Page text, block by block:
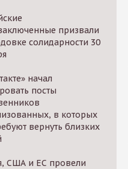
призвали
солидарности 30
начал
посты
в которых
вернуть близких
США и ЕС провели